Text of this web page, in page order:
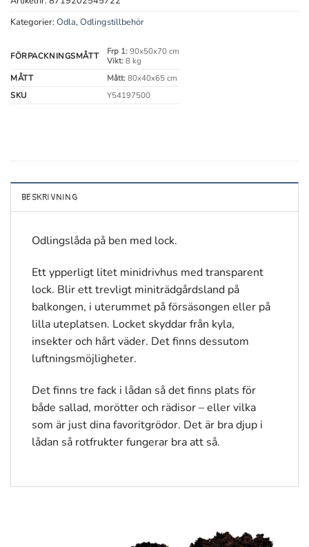
Kategorier: Odla,Odlingstillbehör
FÖRPACKNINGSMÅTT Frp 1:90x50x70 cm
Vikt:8 kg
MÅTT
Mått:80x40x65 cm
SKU
Y54197500
BESKRIVNING
Odlingslåda på ben med lock.
Ett ypperligt litet minidrivhus med transparent
lock. Blir ett trevligt miniträdgårdsland på
balkongen, i uterummet på försäsongen eller på
lilla uteplatsen. Locket skyddar från kyla,
insekter och hårt väder. Det finns dessutom
luftningsmöjligheter.
Det finns tre fack i lådan så det finns plats för
både sallad, morötter och rädisor – eller vilka
som är just dina favoritgrödor. Det är bra djup i
lådan så rotfrukter fungerar bra att så.